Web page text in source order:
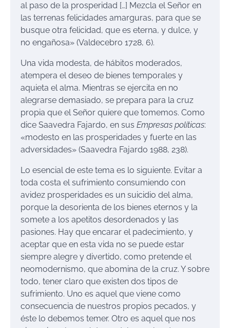
al paso de la prosperidad […] Mezcla el Señor en
las terrenas felicidades amarguras, para que se
busque otra felicidad, que es eterna, y dulce, y
no engañosa» (Valdecebro 1728, 6).
Una vida modesta, de hábitos moderados,
atempera el deseo de bienes temporales y
aquieta el alma. Mientras se ejercita en no
alegrarse demasiado, se prepara para la cruz
propia que el Señor quiere que tomemos. Como
dice Saavedra Fajardo, en sus Empresas políticas:
«modesto en las prosperidades y fuerte en las
adversidades» (Saavedra Fajardo 1988, 238).
Lo esencial de este tema es lo siguiente. Evitar a
toda costa el sufrimiento consumiendo con
avidez prosperidades es un suicidio del alma,
porque la desorienta de los bienes eternos y la
somete a los apetitos desordenados y las
pasiones. Hay que encarar el padecimiento, y
aceptar que en esta vida no se puede estar
siempre alegre y divertido, como pretende el
neomodernismo, que abomina de la cruz. Y sobre
todo, tener claro que existen dos tipos de
sufrimiento. Uno es aquel que viene como
consecuencia de nuestros propios pecados, y
éste lo debemos temer. Otro es aquel que nos